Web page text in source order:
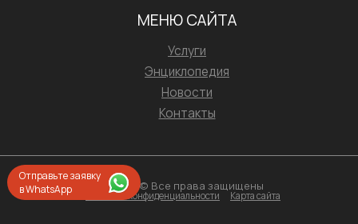
Отправьте заявку
в WhatsApp
МЕНЮ САЙТА
Услуги
Энциклопедия
Новости
Контакты
2026 © Все права защищены
Политика конфиденциальности Карта сайта